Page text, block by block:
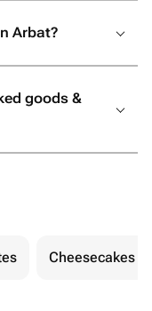
Arbat?
goods &
Cheesecakes